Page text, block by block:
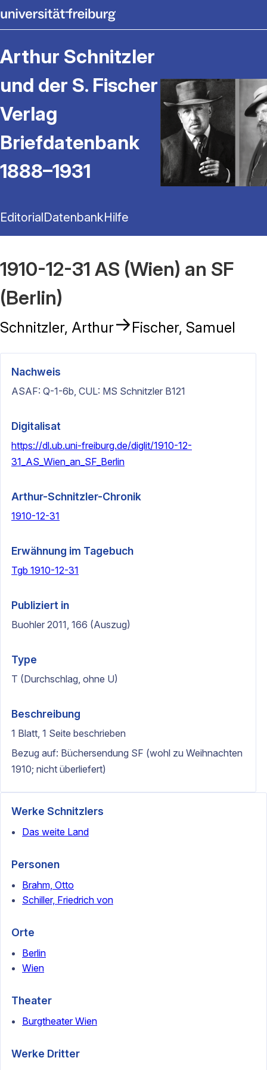
Arthur Schnitzler
und der S. Fischer
Verlag
Briefdatenbank
1888–1931
EditorialDatenbankHilfe
1910-12-31 AS (Wien) an SF
(Berlin)
Schnitzler, Arthur→Fischer, Samuel
Nachweis
ASAF: Q-1-6b, CUL: MS Schnitzler B121
Digitalisat
https://dl.ub.uni-freiburg.de/diglit/1910-12-
31_AS_Wien_an_SF_Berlin
Arthur-Schnitzler-Chronik
1910-12-31
Erwähnung im Tagebuch
Tgb 1910-12-31
Publiziert in
Buohler 2011, 166 (Auszug)
Type
T (Durchschlag, ohne U)
Beschreibung
1 Blatt, 1 Seite beschrieben
Bezug auf: Büchersendung SF (wohl zu Weihnachten
1910; nicht überliefert)
Werke Schnitzlers
Das weite Land
Personen
Brahm, Otto
Schiller, Friedrich von
Orte
Berlin
Wien
Theater
Burgtheater Wien
Werke Dritter